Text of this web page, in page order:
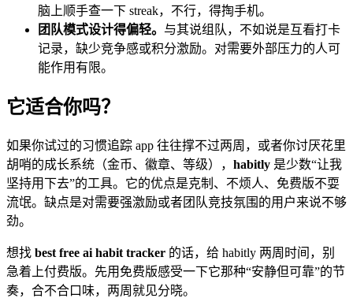
脑上顺手查一下 streak，不行，得掏手机。
团队模式设计得偏轻。 与其说组队，不如说是互看打卡
记录，缺少竞争感或积分激励。对需要外部压力的人可
能作用有限。
它适合你吗？
如果你试过的习惯追踪 app 往往撑不过两周，或者你讨厌花里
胡哨的成长系统（金币、徽章、等级）， habitly 是少数“让我
坚持用下去”的工具。它的优点是克制、不烦人、免费版不耍
流氓。缺点是对需要强激励或者团队竞技氛围的用户来说不够
劲。
想找 best free ai habit tracker 的话，给 habitly 两周时间，别
急着上付费版。先用免费版感受一下它那种“安静但可靠”的节
奏，合不合口味，两周就见分晓。